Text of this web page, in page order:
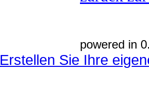
powered in
Erstellen Sie Ihre